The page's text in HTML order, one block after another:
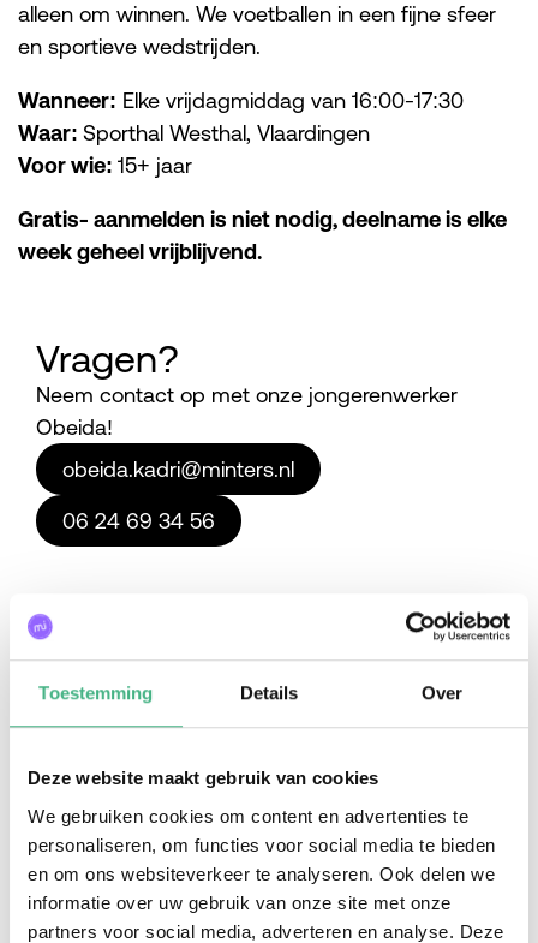
Toestemming Details Over
Deze website maakt gebruik van cookies
We gebruiken cookies om content en advertenties te
personaliseren, om functies voor social media te bieden
en om ons websiteverkeer te analyseren. Ook delen we
informatie over uw gebruik van onze site met onze
partners voor social media, adverteren en analyse. Deze
alleen om winnen. We voetballen in een fijne sfeer
en sportieve wedstrijden.
Wanneer: Elke vrijdagmiddag van 16:00-17:30
Waar: Sporthal Westhal, Vlaardingen
Voor wie: 15+ jaar
Gratis- aanmelden is niet nodig, deelname is elke
week geheel vrijblijvend.
Vragen?
Neem contact op met onze jongerenwerker
Obeida!
obeida.kadri@minters.nl
06 24 69 34 56
Contact
Meer weten over het jongerenwerk in
Vlaardingen?